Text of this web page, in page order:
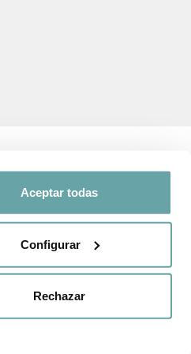
Aceptar todas
Configurar
Rechazar
A
nosaltres a